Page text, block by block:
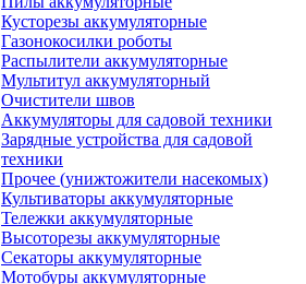
Кусторезы аккумуляторные
Газонокосилки роботы
Распылители аккумуляторные
Мультитул аккумуляторный
Очистители швов
Аккумуляторы для садовой техники
Зарядные устройства для садовой
техники
Прочее (унижтожители насекомых)
Культиваторы аккумуляторные
Тележки аккумуляторные
Высоторезы аккумуляторные
Секаторы аккумуляторные
Мотобуры аккумуляторные